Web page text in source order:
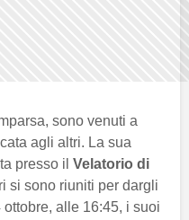
sono venuti a
agli altri. La sua
presso il Velatorio di
si sono riuniti per dargli
ottobre, alle 16:45, i suoi